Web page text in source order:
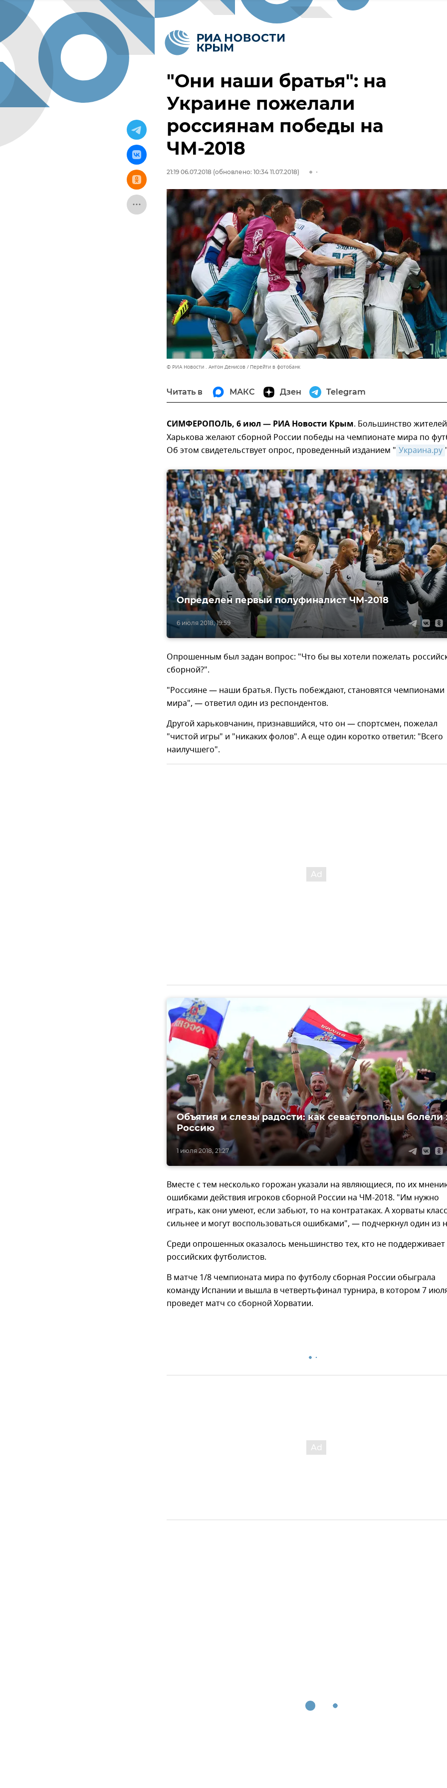
"Они наши братья": на
Украине пожелали
россиянам победы на
ЧМ-2018
21:19 06.07.2018 (обновлено: 10:34 11.07.2018)
© РИА Новости . Антон Денисов Перейти в фотобанк
Читать в МАКС Дзен Telegram
СИМФЕРОПОЛЬ, 6 июл — РИА Новости Крым. Большинство жителей
Харькова желают сборной России победы на чемпионате мира по
Об этом свидетельствует опрос, проведенный изданием " Украина.ру
6 июля 2018, 19:59
Определен первый полуфиналист ЧМ-2018
Опрошенным был задан вопрос: "Что бы вы хотели пожелать
сборной?".
"Россияне — наши братья. Пусть побеждают, становятся чемпионами
мира", — ответил один из респондентов.
Другой харьковчанин, признавшийся, что он — спортсмен, пожелал
"чистой игры" и "никаких фолов". А еще один коротко ответил: "Всего
наилучшего".
1 июля 2018, 21:27
Объятия и слезы радости: как севастопольцы болели
Россию
Вместе с тем несколько горожан указали на являющиеся, по их
ошибками действия игроков сборной России на ЧМ-2018. "Им нужно
играть, как они умеют, если забьют, то на контратаках. А хорваты
сильнее и могут воспользоваться ошибками", — подчеркнул один из
Среди опрошенных оказалось меньшинство тех, кто не поддерживает
российских футболистов.
В матче 1/8 чемпионата мира по футболу сборная России обыграла
команду Испании и вышла в четвертьфинал турнира, в котором 7
проведет матч со сборной Хорватии.